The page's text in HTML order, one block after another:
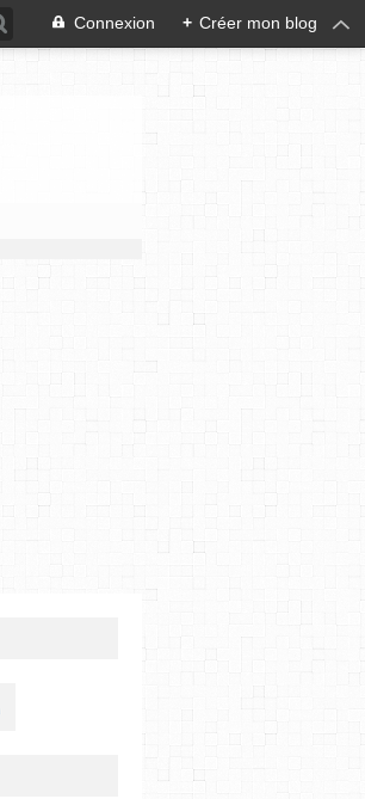
Connexion + Créer mon blog